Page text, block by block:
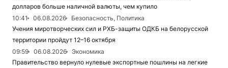
долларов больше наличной валюты, чем купило
10:41
06.08.2026
Безопасность, Политика
Учения миротворческих сил и РХБ-защиты ОДКБ на белорусской
территории пройдут 12–16 октября
09:59
06.08.2026
Экономика
Правительство вернуло нулевые экспортные пошлины на легкие